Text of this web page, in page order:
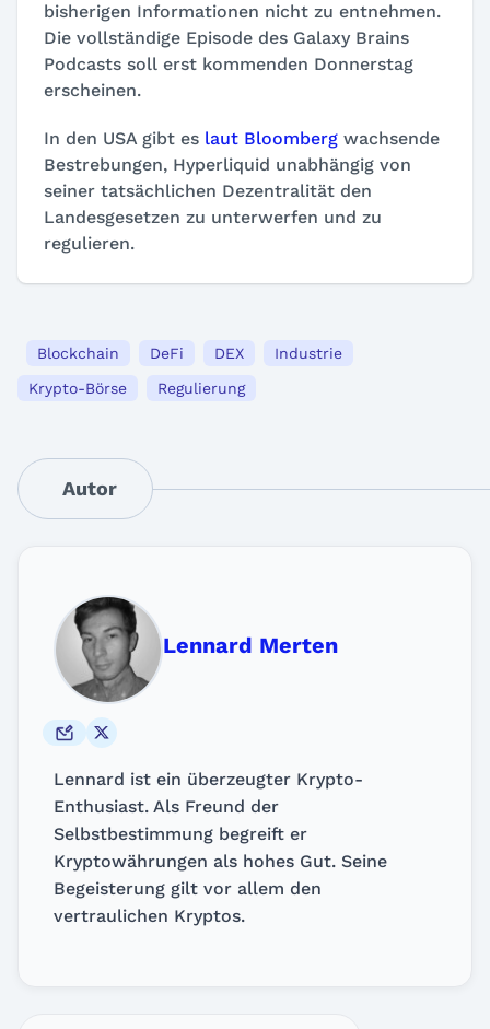
bisherigen Informationen nicht zu entnehmen.
Die vollständige Episode des Galaxy Brains
Podcasts soll erst kommenden Donnerstag
erscheinen.
In den USA gibt es laut Bloomberg wachsende
Bestrebungen, Hyperliquid unabhängig von
seiner tatsächlichen Dezentralität den
Landesgesetzen zu unterwerfen und zu
regulieren.
Blockchain DeFi DEX
Industrie
Krypto-Börse
Regulierung
Autor
Lennard Merten
Lennard ist ein überzeugter Krypto-
Enthusiast. Als Freund der
Selbstbestimmung begreift er
Kryptowährungen als hohes Gut. Seine
Begeisterung gilt vor allem den
vertraulichen Kryptos.